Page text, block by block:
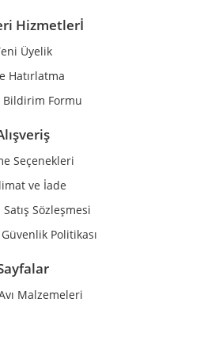
Gönder
Hizmetlerİ
Üyelik
Hatırlatma
Bildirim Formu
Seçenekleri
ve İade
Sözleşmesi
Politikası
Malzemeleri